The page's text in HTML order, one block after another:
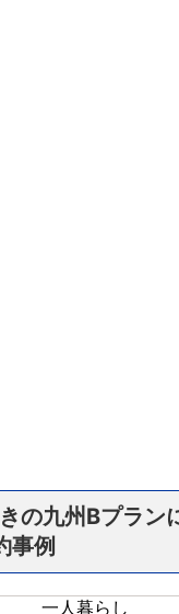
の九州Bプラン
事例
一人暮らし